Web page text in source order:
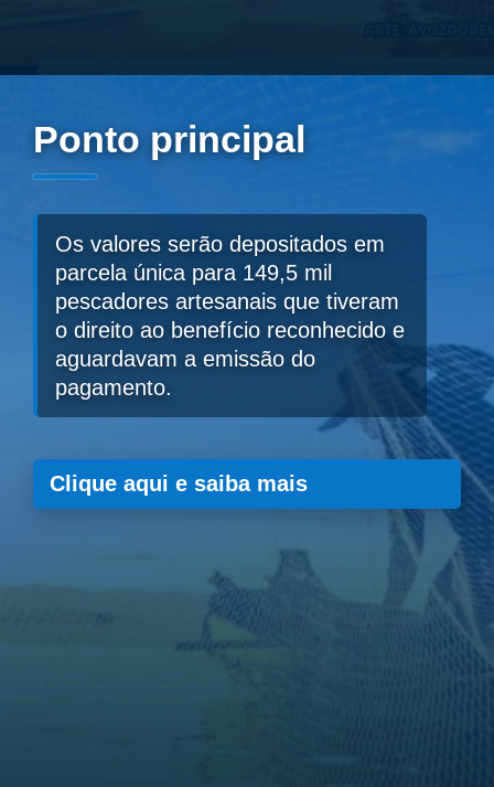
Ponto principal
Os valores serão depositados em
parcela única para 149,5 mil
pescadores artesanais que tiveram
o direito ao benefício reconhecido e
aguardavam a emissão do
pagamento.
Clique aqui e saiba mais